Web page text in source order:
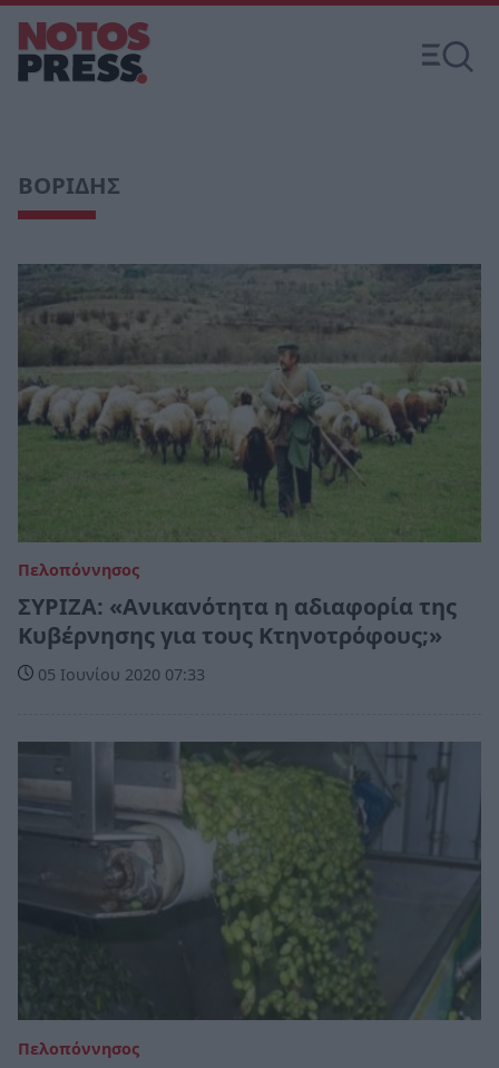
ΒΟΡΙΔΗΣ
Πελοπόννησος
ΣΥΡΙΖΑ: «Ανικανότητα η αδιαφορία της
Κυβέρνησης για τους Κτηνοτρόφους;»
05 Ιουνίου 2020 07:33
Πελοπόννησος